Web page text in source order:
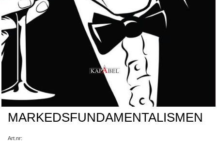
MARKEDSFUNDAMENTALISMEN
Art.nr: